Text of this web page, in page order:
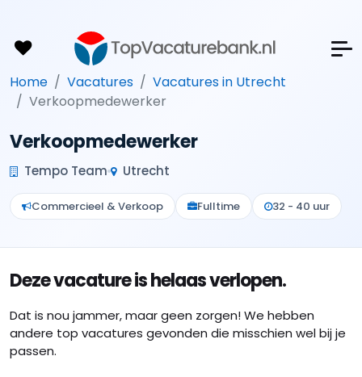
Home Vacatures
Vacatures in Utrecht
Verkoopmedewerker
Verkoopmedewerker
Tempo Team Utrecht
Commercieel & Verkoop Fulltime 32 - 40 uur
Deze vacature is helaas verlopen.
Dat is nou jammer, maar geen zorgen! We hebben
andere top vacatures gevonden die misschien wel bij je
passen.